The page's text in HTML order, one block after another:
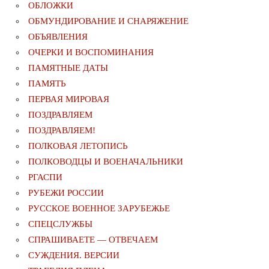
ОБЛОЖКИ
ОБМУНДИРОВАНИЕ И СНАРЯЖЕНИЕ
ОБЪЯВЛЕНИЯ
ОЧЕРКИ И ВОСПОМИНАНИЯ
ПАМЯТНЫЕ ДАТЫ
ПАМЯТЬ
ПЕРВАЯ МИРОВАЯ
ПОЗДРАВЛЯЕМ
ПОЗДРАВЛЯЕМ!
ПОЛКОВАЯ ЛЕТОПИСЬ
ПОЛКОВОДЦЫ И ВОЕНАЧАЛЬНИКИ
РГАСПИ
РУБЕЖИ РОССИИ
РУССКОЕ ВОЕННОЕ ЗАРУБЕЖЬЕ
СПЕЦСЛУЖБЫ
СПРАШИВАЕТЕ — ОТВЕЧАЕМ
СУЖДЕНИЯ. ВЕРСИИ